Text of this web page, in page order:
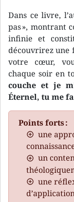
Dans ce livre,
pas », montrant
infinie et
découvrirez une
votre cœur,
chaque soir en
couche et je
Éternel, tu me
Points forts :
une
un
une